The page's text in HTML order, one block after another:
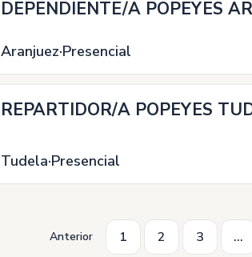
DEPENDIENTE/A POPEYES
Aranjuez Presencial
REPARTIDOR/A POPEYES
Tudela Presencial
Anterior 1 2 3 ...